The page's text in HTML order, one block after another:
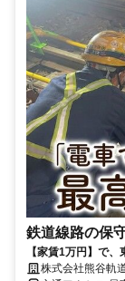
鉄道線路の保
【家賃1万円】で
株式会社熊谷軌